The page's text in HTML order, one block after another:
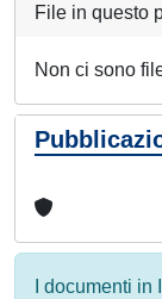
File in questo
Non ci sono
I documenti